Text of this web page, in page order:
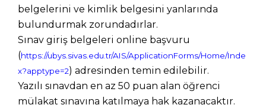
belgelerini ve kimlik belgesini yanlarında
bulundurmak zorundadırlar.
Sınav giriş belgeleri online başvuru
(https://ubys.sivas.edu.tr/AIS/ApplicationForms/Home/Inde
x?apptype=2) adresinden temin edilebilir.
Yazılı sınavdan en az 50 puan alan öğrenci
mülakat sınavına katılmaya hak kazanacaktır.